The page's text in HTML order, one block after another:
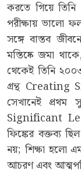
করতে গিয়ে তিনি
পরীক্ষায় ভালো
সঙ্গে বাস্তব
মস্তিষ্কে জমা
থেকেই তিনি
গ্রন্থ
সেখানেই
Significant
ফিঙ্কের বক্তব্য
নয়; শিক্ষা হলো
আচরণ এবং